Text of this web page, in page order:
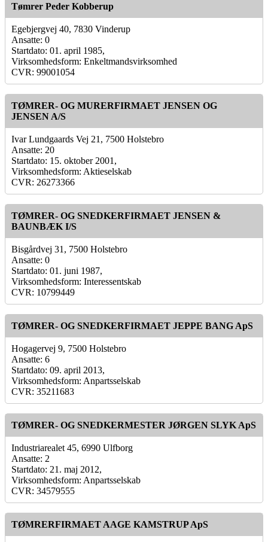
Tømrer Peder Kobberup
Egebjergvej 40, 7830 Vinderup
Ansatte: 0
Startdato: 01. april 1985,
Virksomhedsform: Enkeltmandsvirksomhed
CVR: 99001054
TØMRER- OG MURERFIRMAET JENSEN OG
JENSEN A/S
Ivar Lundgaards Vej 21, 7500 Holstebro
Ansatte: 20
Startdato: 15. oktober 2001,
Virksomhedsform: Aktieselskab
CVR: 26273366
TØMRER- OG SNEDKERFIRMAET JENSEN &
BAUNBÆK I/S
Bisgårdvej 31, 7500 Holstebro
Ansatte: 0
Startdato: 01. juni 1987,
Virksomhedsform: Interessentskab
CVR: 10799449
TØMRER- OG SNEDKERFIRMAET JEPPE BANG ApS
Hogagervej 9, 7500 Holstebro
Ansatte: 6
Startdato: 09. april 2013,
Virksomhedsform: Anpartsselskab
CVR: 35211683
TØMRER- OG SNEDKERMESTER JØRGEN SLYK ApS
Industriarealet 45, 6990 Ulfborg
Ansatte: 2
Startdato: 21. maj 2012,
Virksomhedsform: Anpartsselskab
CVR: 34579555
TØMRERFIRMAET AAGE KAMSTRUP ApS